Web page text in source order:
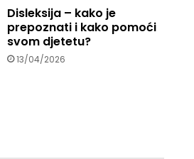
Disleksija – kako je
prepoznati i kako pomoći
svom djetetu?
13/04/2026